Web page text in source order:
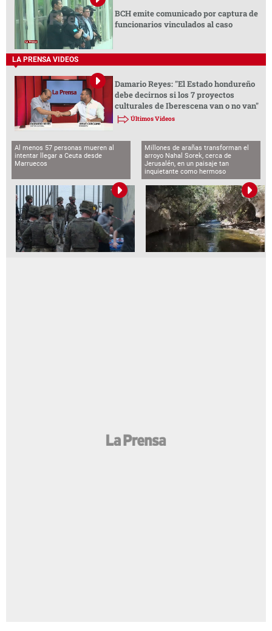
BCH emite comunicado por captura de
funcionarios vinculados al caso
LA PRENSA VIDEOS
Damario Reyes: "El Estado hondureño
debe decirnos si los 7 proyectos
culturales de Iberescena van o no van"
Últimos Videos
Al menos 57 personas mueren al
intentar llegar a Ceuta desde
Marruecos
Millones de arañas transforman el
arroyo Nahal Sorek, cerca de
Jerusalén, en un paisaje tan
inquietante como hermoso